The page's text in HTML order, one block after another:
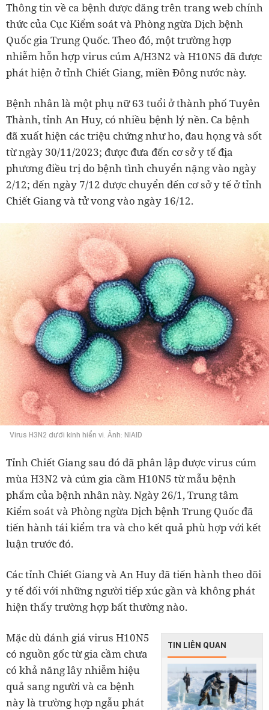
Thông tin về ca bệnh được đăng trên trang web chính
thức của Cục Kiểm soát và Phòng ngừa Dịch bệnh
Quốc gia Trung Quốc. Theo đó, một trường hợp
nhiễm hỗn hợp virus cúm A/H3N2 và H10N5 đã được
phát hiện ở tỉnh Chiết Giang, miền Đông nước này.
Bệnh nhân là một phụ nữ 63 tuổi ở thành phố Tuyên
Thành, tỉnh An Huy, có nhiều bệnh lý nền. Ca bệnh
đã xuất hiện các triệu chứng như ho, đau họng và sốt
từ ngày 30/11/2023; được đưa đến cơ sở y tế địa
phương điều trị do bệnh tình chuyển nặng vào ngày
2/12; đến ngày 7/12 được chuyển đến cơ sở y tế ở tỉnh
Chiết Giang và tử vong vào ngày 16/12.
Virus H3N2 dưới kính hiển vi. Ảnh: NIAID
Tỉnh Chiết Giang sau đó đã phân lập được virus cúm
mùa H3N2 và cúm gia cầm H10N5 từ mẫu bệnh
phẩm của bệnh nhân này. Ngày 26/1, Trung tâm
Kiểm soát và Phòng ngừa Dịch bệnh Trung Quốc đã
tiến hành tái kiểm tra và cho kết quả phù hợp với kết
luận trước đó.
Các tỉnh Chiết Giang và An Huy đã tiến hành theo dõi
y tế đối với những người tiếp xúc gần và không phát
hiện thấy trường hợp bất thường nào.
TIN LIÊN QUAN
Mặc dù đánh giá virus H10N5
có nguồn gốc từ gia cầm chưa
có khả năng lây nhiễm hiệu
quả sang người và ca bệnh
này là trường hợp ngẫu phát